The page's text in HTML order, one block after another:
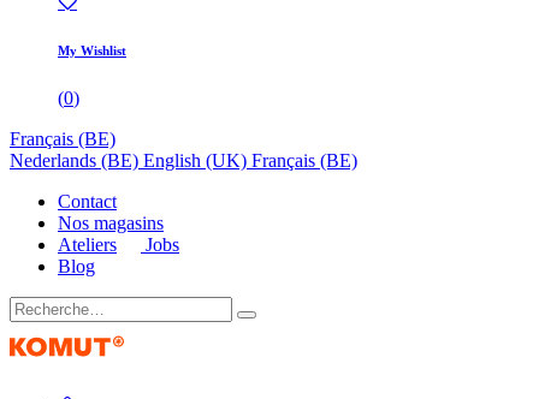
My Wishlist
(0)
Français (BE)
Nederlands (BE) English (UK) Français (BE)
Contact
Nos magasins
Ateliers
Jobs
Blog